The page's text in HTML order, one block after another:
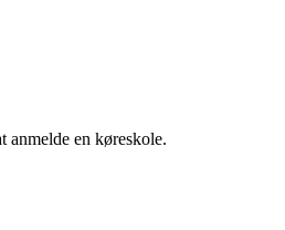
en køreskole.